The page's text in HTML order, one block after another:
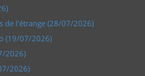
de l'étrange (28/07/2026)
(19/07/2026)
2026)
2026)